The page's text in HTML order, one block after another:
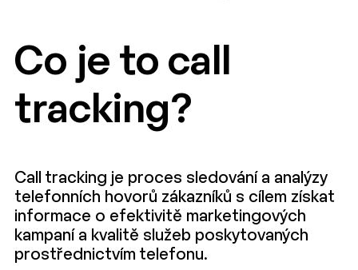
Co je to call
tracking?
Call tracking je proces sledování a analýzy
telefonních hovorů zákazníků s cílem získat
informace o efektivitě marketingových
kampaní a kvalitě služeb poskytovaných
prostřednictvím telefonu.